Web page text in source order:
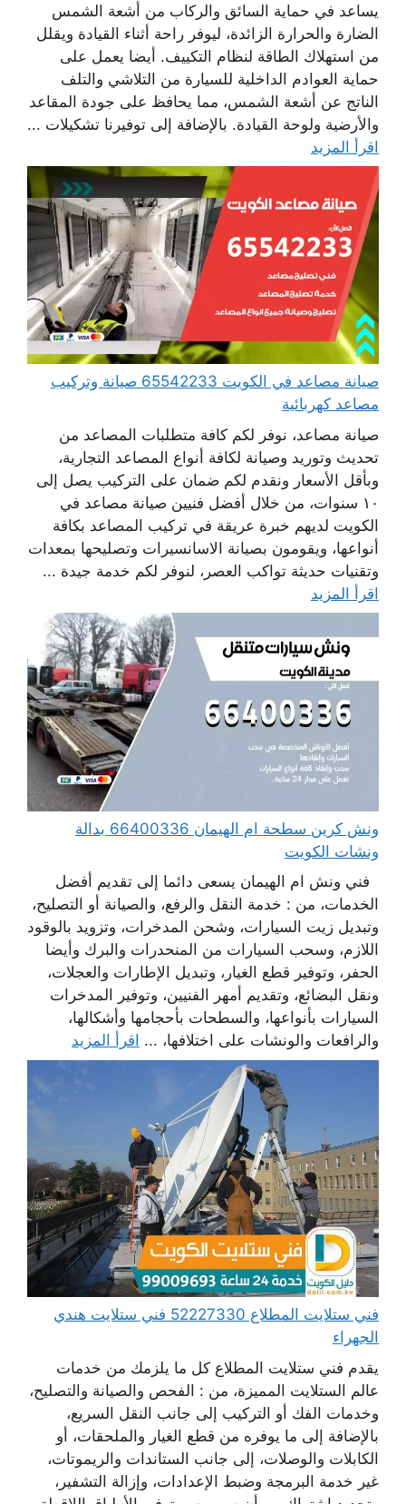
يساعد في حماية السائق والركاب من أشعة الشمس
الضارة والحرارة الزائدة، ليوفر راحة أثناء القيادة ويقلل
من استهلاك الطاقة لنظام التكييف. أيضا يعمل على
حماية العوادم الداخلية للسيارة من التلاشي والتلف
الناتج عن أشعة الشمس، مما يحافظ على جودة المقاعد
والأرضية ولوحة القيادة. بالإضافة إلى توفيرنا تشكيلات ...
اقرأ المزيد
صيانة مصاعد في الكويت 65542233 صيانة وتركيب
مصاعد كهربائية
صيانة مصاعد، نوفر لكم كافة متطلبات المصاعد من
تحديث وتوريد وصيانة لكافة أنواع المصاعد التجارية،
وبأقل الأسعار ونقدم لكم ضمان على التركيب يصل إلى
١٠ سنوات، من خلال أفضل فنيين صيانة مصاعد في
الكويت لديهم خبرة عريقة في تركيب المصاعد بكافة
أنواعها، ويقومون بصيانة الاسانسيرات وتصليحها بمعدات
وتقنيات حديثة تواكب العصر، لنوفر لكم خدمة جيدة ...
اقرأ المزيد
ونش كرين سطحة ام الهيمان 66400336 بدالة
ونشات الكويت
فني ونش ام الهيمان يسعى دائما إلى تقديم أفضل
الخدمات، من : خدمة النقل والرفع، والصيانة أو التصليح،
وتبديل زيت السيارات، وشحن المدخرات، وتزويد بالوقود
اللازم، وسحب السيارات من المنحدرات والبرك وأيضا
الحفر، وتوفير قطع الغيار، وتبديل الإطارات والعجلات،
ونقل البضائع، وتقديم أمهر الفنيين، وتوفير المدخرات
السيارات بأنواعها، والسطحات بأحجامها وأشكالها،
والرافعات والونشات على اختلافها، ... اقرأ المزيد
فني ستلايت المطلاع 52227330 فني ستلايت هندي
الجهراء
يقدم فني ستلايت المطلاع كل ما يلزمك من خدمات
عالم الستلايت المميزة، من : الفحص والصيانة والتصليح،
وخدمات الفك أو التركيب إلى جانب النقل السريع،
بالإضافة إلى ما يوفره من قطع الغيار والملحقات، أو
الكابلات والوصلات، إلى جانب الستاندات والريموتات،
غير خدمة البرمجة وضبط الإعدادات، وإزالة التشفير،